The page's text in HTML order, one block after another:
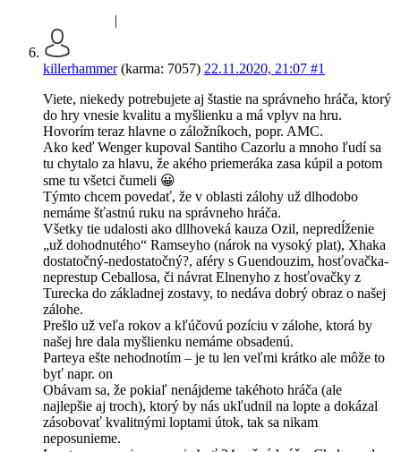
|
killerhammer(karma: 7057) 22.11.2020, 21:07 #1
Viete, niekedy potrebujete aj štastie na správneho hráča, ktorý
do hry vnesie kvalitu a myšlienku a má vplyv na hru.
Hovorím teraz hlavne o záložníkoch, popr. AMC.
Ako keď Wenger kupoval Santiho Cazorlu a mnoho ľudí sa
tu chytalo za hlavu, že akého priemeráka zasa kúpil a potom
sme tu všetci čumeli 😀
Týmto chcem povedať, že v oblasti zálohy už dlhodobo
nemáme šťastnú ruku na správneho hráča.
Všetky tie udalosti ako dllhoveká kauza Ozil, nepredĺženie
„už dohodnutého“ Ramseyho (nárok na vysoký plat), Xhaka
dostatočný-nedostatočný?, aféry s Guendouzim, hosťovačka-
neprestup Ceballosa, či návrat Elnenyho z hosťovačky z
Turecka do základnej zostavy, to nedáva dobrý obraz o našej
zálohe.
Prešlo už veľa rokov a kľúčovú pozíciu v zálohe, ktorá by
našej hre dala myšlienku nemáme obsadenú.
Parteya ešte nehodnotím – je tu len veľmi krátko ale môže to
byť napr. on
Obávam sa, že pokiaľ nenájdeme takéhoto hráča (ale
najlepšie aj troch), ktorý by nás ukľudnil na lopte a dokázal
zásobovať kvalitnými loptami útok, tak sa nikam
neposunieme.